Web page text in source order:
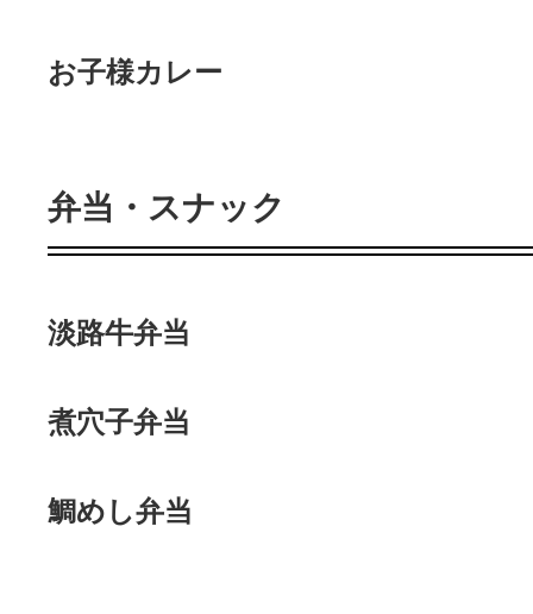
お子様カレー
弁当・スナック
淡路牛弁当
煮穴子弁当
鯛めし弁当